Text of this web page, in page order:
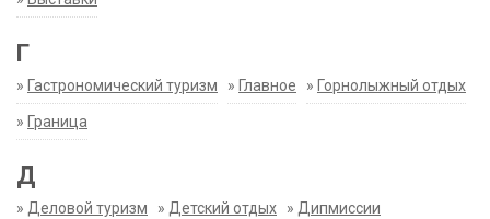
Г
» Гастрономический туризм » Главное » Горнолыжный отдых
» Граница
Д
» Деловой туризм » Детский отдых » Дипмиссии